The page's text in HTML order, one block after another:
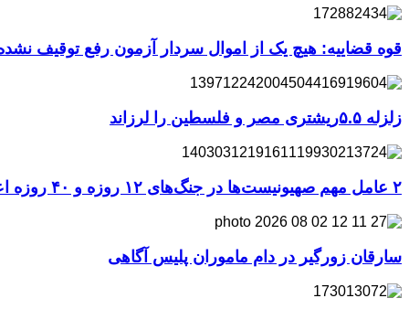
قوه قضاییه: هیچ یک از اموال سردار آزمون رفع توقیف
زلزله ۵.۵ریشتری مصر و فلسطین را لرزاند
۲ عامل مهم صهیونیست‌ها در جنگ‌های ۱۲ روزه و ۴۰ روزه اعدام شدند
سارقان زورگیر در دام ماموران پلیس آگاهی